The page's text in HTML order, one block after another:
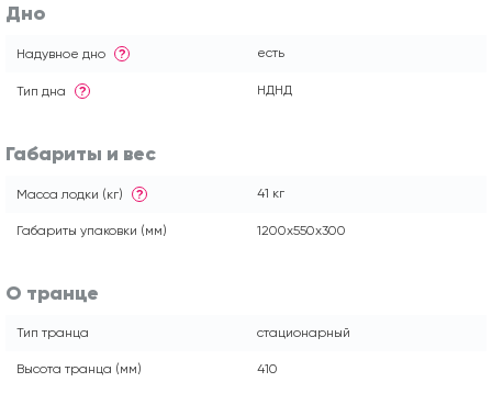
Дно
Надувное дно ? есть
Тип дна ? НДНД
Габариты и вес
Масса лодки (кг) ? 41 кг
Габариты упаковки (мм) 1200x550x300
О транце
Тип транца стационарный
Высота транца (мм) 410